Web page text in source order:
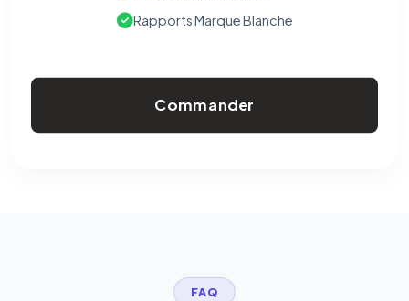
Rapports Marque Blanche
Commander
FAQ